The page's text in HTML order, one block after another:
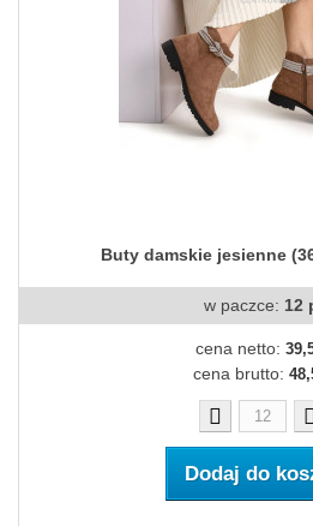
Buty damskie jesienne
w paczce: 12
cena netto:
cena brutto:
Dodaj do